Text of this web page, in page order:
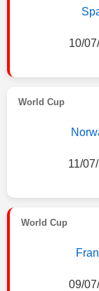
10/
World Cup
11/
World Cup
09/